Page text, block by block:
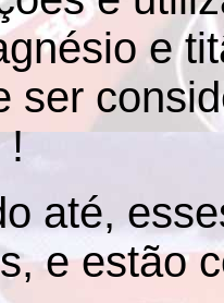
e
ser
!
até,
e estão